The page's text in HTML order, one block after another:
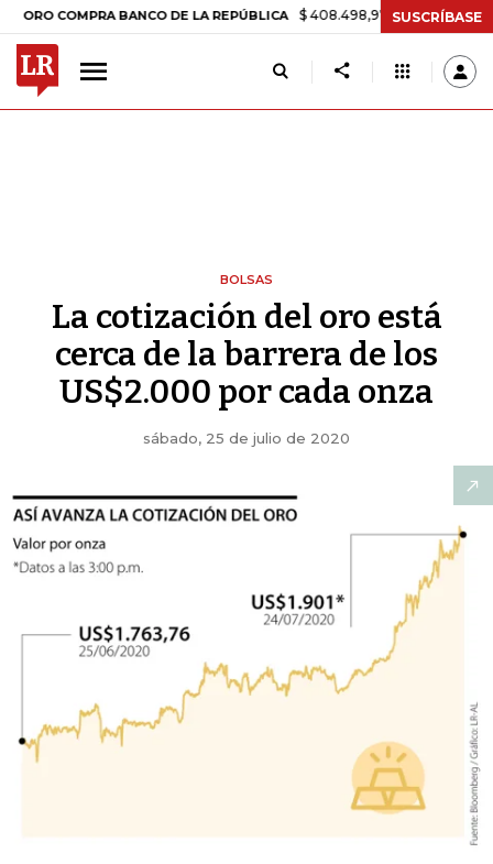
BANCO DE LA REPÚBLICA $ 408.498,97 +$ 8.753,81 +2,19%
SUSCRÍBASE
BOLSAS
La cotización del oro está
cerca de la barrera de los
US$2.000 por cada onza
sábado, 25 de julio de 2020